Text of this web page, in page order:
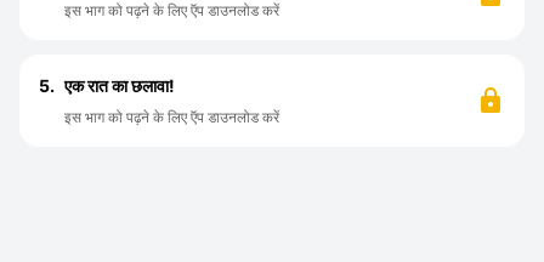
इस भाग को पढ़ने के लिए ऍप डाउनलोड करें
5. एक रात का छलावा!
इस भाग को पढ़ने के लिए ऍप डाउनलोड करें